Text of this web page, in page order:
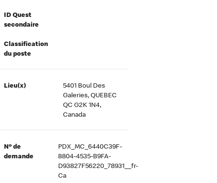
ID Quest
secondaire
Classification
du poste
Lieu(x)
5401 Boul Des
Galeries, QUEBEC
QC G2K 1N4,
Canada
Nº de
demande
PDX_MC_6440C39F-
8804-4535-B9FA-
D93827F56220_78931__fr-
Ca